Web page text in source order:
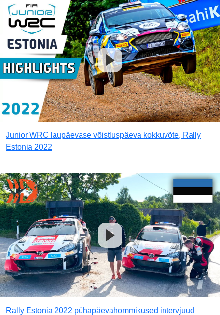
Junior WRC laupäevase võistluspäeva kokkuvõte, Rally
Estonia 2022
Rally Estonia 2022 pühapäevahommikused intervjuud